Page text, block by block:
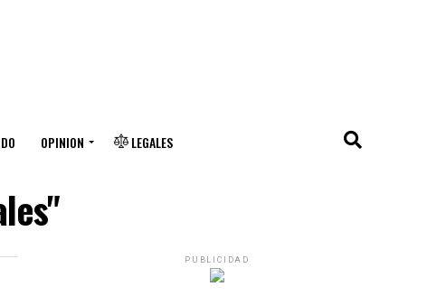
OPINION LEGALES
PUBLICIDAD